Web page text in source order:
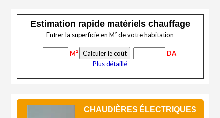
Estimation rapide matériels chauffage
Entrer la superficie en M² de votre habitation
M²
DA
Plus détaillé
CHAUDIÈRES ÉLECTRIQUES